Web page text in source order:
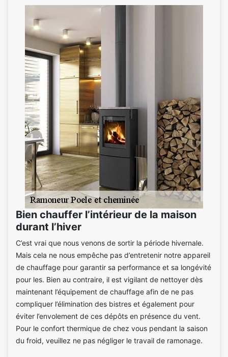
Bien chauffer l’intérieur de la maison
durant l’hiver
C’est vrai que nous venons de sortir la période hivernale.
Mais cela ne nous empêche pas d’entretenir notre appareil
de chauffage pour garantir sa performance et sa longévité
pour les. Bien au contraire, il est vigilant de nettoyer dès
maintenant l’équipement de chauffage afin de ne pas
compliquer l’élimination des bistres et également pour
éviter l’envolement de ces dépôts en présence du vent.
Pour le confort thermique de chez vous pendant la saison
du froid, veuillez ne pas négliger le travail de ramonage.